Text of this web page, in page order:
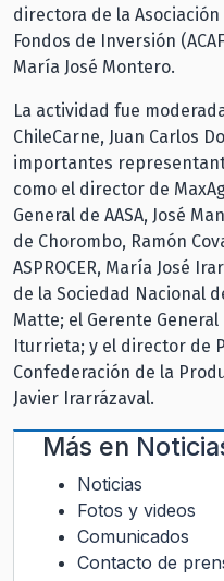
directora de la
Fondos de Inversión
María José Montero.
La actividad fue
ChileCarne, Juan Carlos
importantes
como el director de
General de AASA, José
de Chorombo, Ramón
ASPROCER, María José
de la Sociedad Nacional
Matte; el Gerente
Iturrieta; y el director de
Confederación de la
Javier Irarrázaval.
Más en
Noticias
Fotos y videos
Comunicados
Contacto de